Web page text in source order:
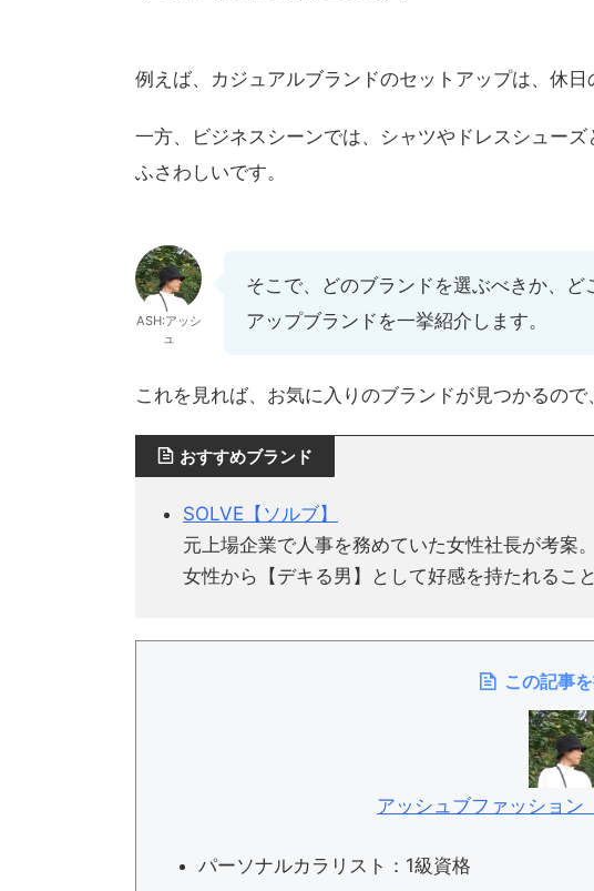
例えば、カジュアルブランドのセットアップは、休日
一方、ビジネスシーンでは、シャツやドレスシュー
ふさわしいです。
ASH:アッシ
ュ
そこで、どのブランドを選ぶべきか、
アップブランドを一挙紹介します。
これを見れば、お気に入りのブランドが見つかるので
おすすめブランド
SOLVE【ソルブ】
元上場企業で人事を務めていた女性社長が考案。
女性から【デキる男】として好感を持たれるこ
この記事
アッシュブファッション
パーソナルカラリスト：1級資格